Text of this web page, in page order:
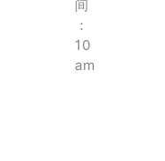
间
：
10
am